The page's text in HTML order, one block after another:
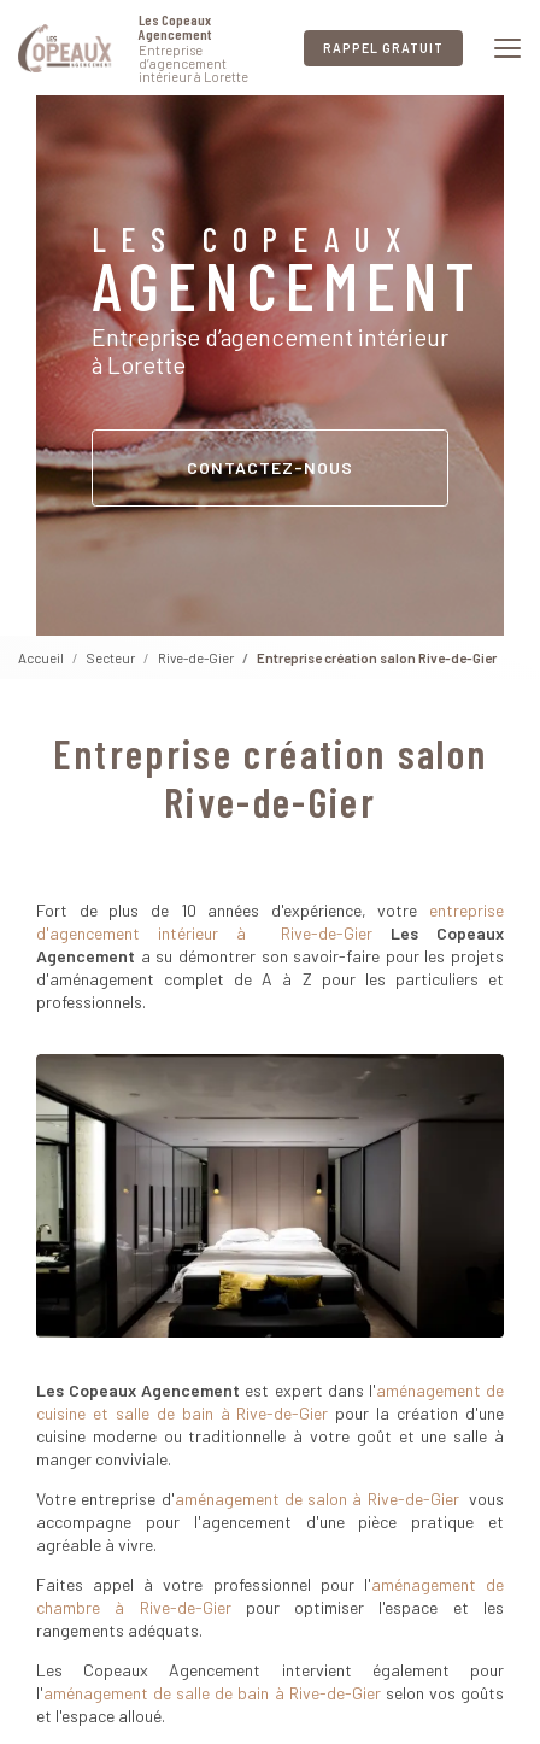
contenu
Les Copeaux
Agencement
Entreprise
d’agencement
intérieur à Lorette
RAPPEL GRATUIT
LES COPEAUX
AGENCEMENT
Entreprise d’agencement intérieur
à Lorette
CONTACTEZ-NOUS
Accueil Secteur Rive-de-Gier Entreprise création salon Rive-de-Gier
Entreprise création salon
Rive-de-Gier
Fort de plus de 10 années d'expérience, votre entreprise
d'agencement intérieur à Rive-de-Gier
Les Copeaux
Agencement a su démontrer son savoir-faire pour les projets
d'aménagement complet de A à Z pour les particuliers et
professionnels.
Les Copeaux Agencement est expert dans l'aménagement de
cuisine et salle de bain à Rive-de-Gier pour la création d'une
cuisine moderne ou traditionnelle à votre goût et une salle à
manger conviviale.
Votre entreprise d'aménagement de salon à Rive-de-Giervous
accompagne pour l'agencement d'une pièce pratique et
agréable à vivre.
Faites appel à votre professionnel pour l'aménagement de
chambre à Rive-de-Gierpour optimiser l'espace et les
rangements adéquats.
Les Copeaux Agencement intervient également pour
l'aménagement de salle de bain à Rive-de-Gierselon vos goûts
et l'espace alloué.